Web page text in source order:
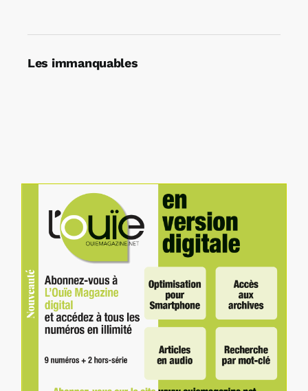
Les immanquables